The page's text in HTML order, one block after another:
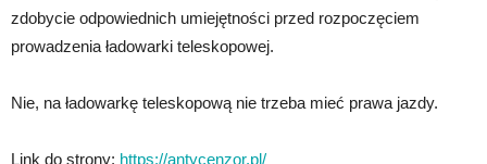
zdobycie odpowiednich umiejętności przed rozpoczęciem
prowadzenia ładowarki teleskopowej.
Nie, na ładowarkę teleskopową nie trzeba mieć prawa jazdy.
Link do strony: https://antycenzor.pl/